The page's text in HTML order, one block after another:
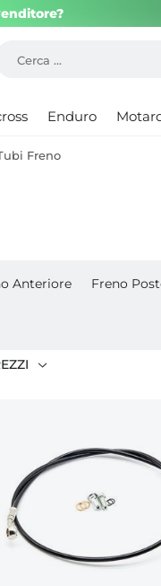
Enduro
Freno
Anteriore Freno